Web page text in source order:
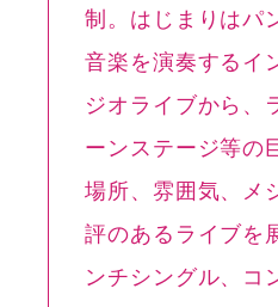
制。はじまりはパ
音楽を演奏するイ
ジオライブから、
ーンステージ等の
場所、雰囲気、メ
評のあるライブを
ンチシングル、コ